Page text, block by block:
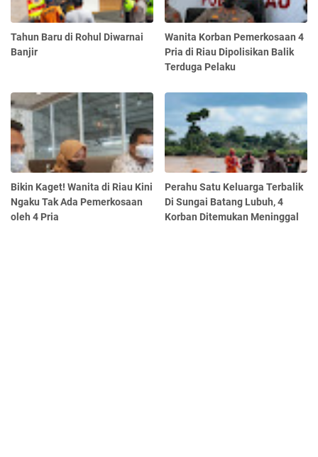
Tahun Baru di Rohul Diwarnai
Banjir
Wanita Korban Pemerkosaan 4
Pria di Riau Dipolisikan Balik
Terduga Pelaku
Bikin Kaget! Wanita di Riau Kini
Ngaku Tak Ada Pemerkosaan
oleh 4 Pria
Perahu Satu Keluarga Terbalik
Di Sungai Batang Lubuh, 4
Korban Ditemukan Meninggal